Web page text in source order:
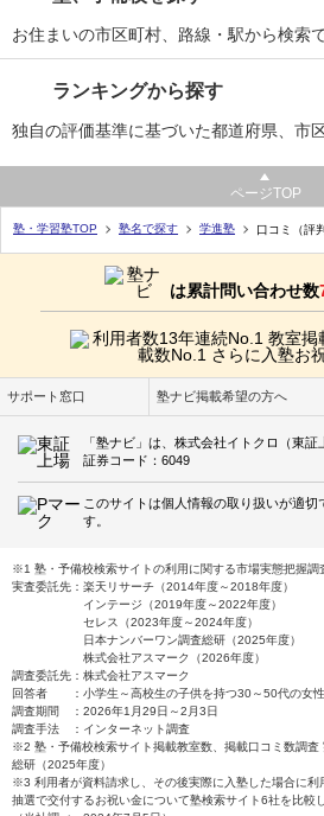
利用内容
あまり達成できな
通塾頻度 週3日
1日あたりの授業時間
成績/偏差値変化 UP
成績/偏差値推移 入塾時:平均→入
自由 平均
本校の教室情報を見
お住まいの市区町村、路線・駅から検索
ランキングから探す
独自の評価基準に基づいた都道府県、市
ページTOP
塾・学習塾TOP 塾名で探す 学進塾 口コミ（評判
は累計問い合わせ数
サポート窓口 塾ナビ掲載希望の方へ
「塾ナビ」は、株式会社イトクロ（東証
証券コード：6049
このサイトは個人情報の取り扱いが適切
す。
※1 塾・予備校検索サイトの利用に関する市場実態把握調
実査委託先：楽天リサーチ（2014年度～2018年度）
インテージ（2019年度～2022年度）
セレス（2023年度～2024年度）
日本ナンバーワン調査総研（2025年度）
株式会社アスマーク（2026年度）
調査委託先：株式会社アスマーク
回答者 ：小学生～高校生の子供を持つ30～50代の女
調査期間 ：2026年1月29日～2月3日
調査手法 ：インターネット調査
※2 塾・予備校検索サイト掲載教室数、掲載口コミ数調査
総研（2025年度）
※3 利用者が資料請求し、その後実際に入塾した場合に利
抽選で交付するお祝い金について塾検索サイト6社を比較